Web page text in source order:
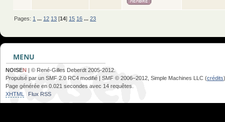
Pages: 1 ... 12 13 [14] 15 16 ...23
MENU
NOISEN | © René-Gilles Deberdt 2005-2012.
Propulsé par un SMF 2.0 RC4 modifié | SMF © 2006–2012, Simple Machines LLC (crédits)
Page générée en 0.021 secondes avec 14 requêtes.
XHTML
Flux RSS